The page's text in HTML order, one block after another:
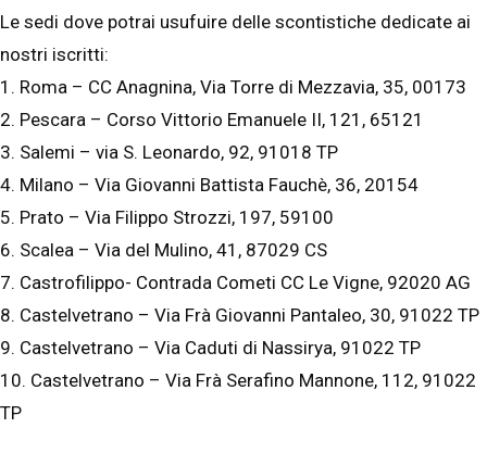
Le sedi dove potrai usufuire delle scontistiche dedicate ai
nostri iscritti:
1. Roma – CC Anagnina, Via Torre di Mezzavia, 35, 00173
2. Pescara – Corso Vittorio Emanuele II, 121, 65121
3. Salemi – via S. Leonardo, 92, 91018 TP
4. Milano – Via Giovanni Battista Fauchè, 36, 20154
5. Prato – Via Filippo Strozzi, 197, 59100
6. Scalea – Via del Mulino, 41, 87029 CS
7. Castrofilippo- Contrada Cometi CC Le Vigne, 92020 AG
8. Castelvetrano – Via Frà Giovanni Pantaleo, 30, 91022 TP
9. Castelvetrano – Via Caduti di Nassirya, 91022 TP
10. Castelvetrano – Via Frà Serafino Mannone, 112, 91022
TP